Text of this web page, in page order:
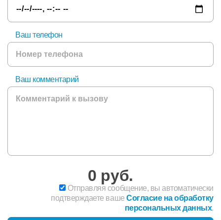
Ваш телефон
Ваш комментарий
0 руб.
Отправляя сообщение, вы автоматически
подтверждаете вашеСогласие на обработку
персональных данных.